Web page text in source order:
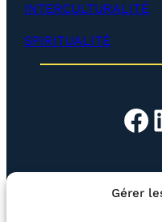
Gérer
p
e
r
)
INTERCULTURALITÉ
SPIRITUALITÉ
Facebook
EN QUESTION